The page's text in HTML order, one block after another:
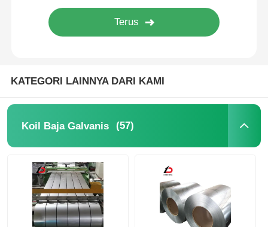
Plat Lembar Baja Karbon
Pipa Baja Tabung
Pipa Baja Galvanis
Saluran U dari Baja Karbon
KATEGORI LAINNYA DARI KAMI
Koil Baja Galvanis (57)